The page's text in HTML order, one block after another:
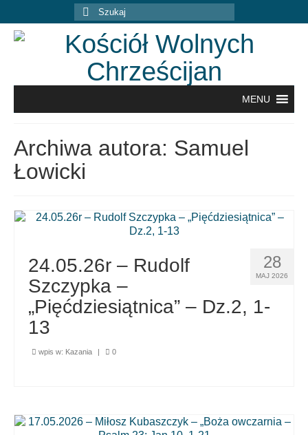
Szuklaj
w:
MENU
Archiwa autora: Samuel
Łowicki
28
MAJ 2026
24.05.26r – Rudolf
Szczypka –
„Pięćdziesiątnica” – Dz.2, 1-
13
wpis w: Kazania | 0